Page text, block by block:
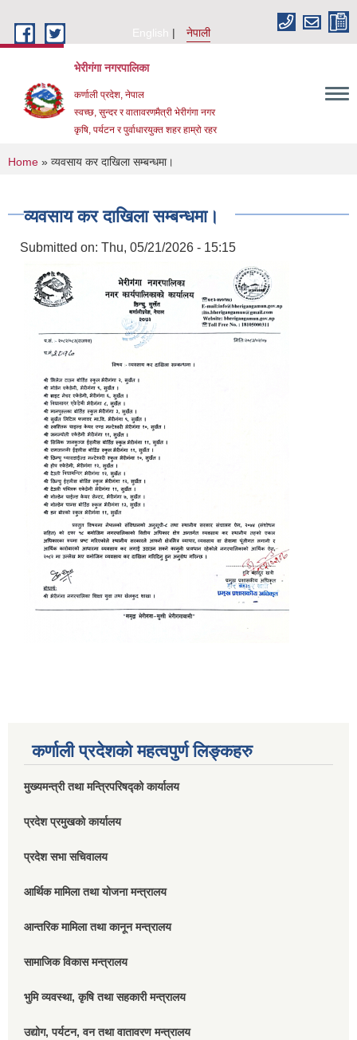
English
नेपाली
भेरीगंगा नगरपालिका
कर्णाली प्रदेश, नेपाल
स्वच्छ, सुन्दर र वातावरणमैत्री भेरीगंगा नगर
कृषि, पर्यटन र पुर्वाधारयुक्त शहर हाम्रो रहर
You are here
Home » व्यवसाय कर दाखिला सम्बन्धमा।
व्यवसाय कर दाखिला सम्बन्धमा।
Submitted on: Thu, 05/21/2026 - 15:15
कर्णाली प्रदेशको महत्वपुर्ण लिङ्कहरु
मुख्यमन्त्री तथा मन्त्रिपरिषद्को कार्यालय
प्रदेश प्रमुखको कार्यालय
प्रदेश सभा सचिवालय
आर्थिक मामिला तथा योजना मन्त्रालय
आन्तरिक मामिला तथा कानून मन्त्रालय
सामाजिक विकास मन्त्रालय
भुमि व्यवस्था, कृषि तथा सहकारी मन्त्रालय
उद्योग, पर्यटन, वन तथा वातावरण मन्त्रालय